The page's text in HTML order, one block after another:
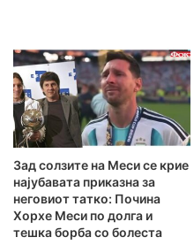
Зад солзите на Меси се крие
најубавата приказна за
неговиот татко: Почина
Хорхе Меси по долга и
тешка борба со болеста